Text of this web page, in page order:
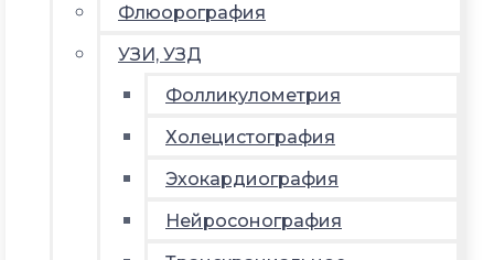
Флюорография
УЗИ, УЗД
Фолликулометрия
Холецистография
Эхокардиография
Нейросонография